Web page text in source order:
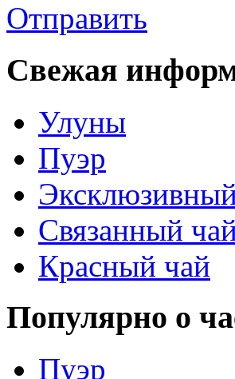
Отправить
Свежая
Улуны
Пуэр
Связанный
Красный чай
Популярно о
Пуэр